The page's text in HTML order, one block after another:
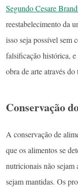
Segundo Cesare
reestabelecimento da
isso seja possível sem
falsificação histórica, e
obra de arte através do
Conservação
A conservação de
que os alimentos se
nutricionais não sejam
sejam mantidas. Os